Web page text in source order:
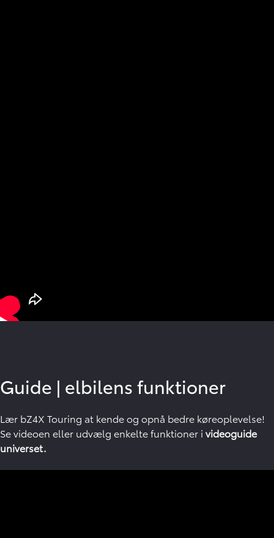
Guide | elbilens funktioner
Lær bZ4X Touring at kende og opnå bedre køreoplevelse!
Se videoen eller udvælg enkelte funktioner i videoguide
universet.